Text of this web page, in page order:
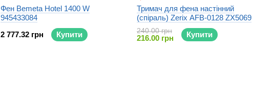
Фен Bemeta Hotel 1400 W
945433084
2 777.32 грн
Купити
Тримач для фена настінний
(спіраль) Zerix AFB-0128 ZX5069
240.00 грн
216.00 грн Купити